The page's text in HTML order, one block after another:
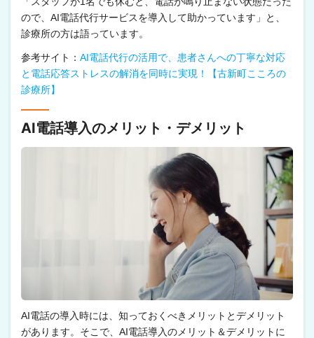
ので、AI電話代行サービスを導入して助かっています」と、
診療所の方は語っています。
参考サイト： AI電話代行の活用で、患者さんへの丁寧な対応
と電話応答ストレスの解消を同時に実現！【古新町こころの
診療所】
AI電話導入のメリット・デメリット
AI電話の導入時には、知っておくべきメリットとデメリット
があります。そこで、AI電話導入のメリット＆デメリットに